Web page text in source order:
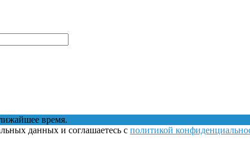
время.
данных и соглашаетесь с политикой